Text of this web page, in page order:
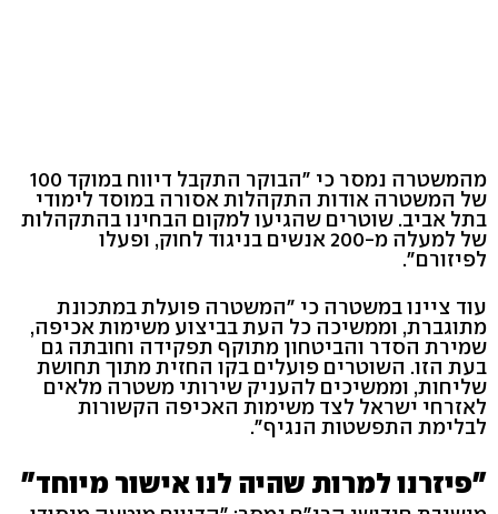
מהמשטרה נמסר כי "הבוקר התקבל דיווח במוקד 100
של המשטרה אודות התקהלות אסורה במוסד לימודי
בתל אביב. שוטרים שהגיעו למקום הבחינו בהתקהלות
של למעלה מ-200 אנשים בניגוד לחוק, ופעלו
לפיזורם".
עוד ציינו במשטרה כי "המשטרה פועלת במתכונת
מתוגברת, וממשיכה כל העת בביצוע משימות אכיפה,
שמירת הסדר והביטחון מתוקף תפקידה וחובתה גם
בעת הזו. השוטרים פועלים בקו החזית מתוך תחושת
שליחות, וממשיכים להעניק שירותי משטרה מלאים
לאזרחי ישראל לצד משימות האכיפה הקשורות
לבלימת התפשטות הנגיף".
"פיזרנו למרות שהיה לנו אישור מיוחד"